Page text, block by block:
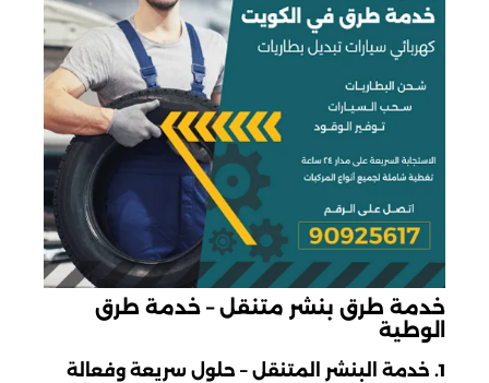
خدمة طرق بنشر متنقل – خدمة طرق
الوطية
1. خدمة البنشر المتنقل – حلول سريعة وفعالة